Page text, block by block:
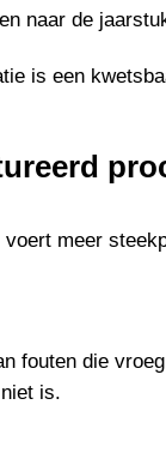
naar de
is een
meer
fouten die
is.